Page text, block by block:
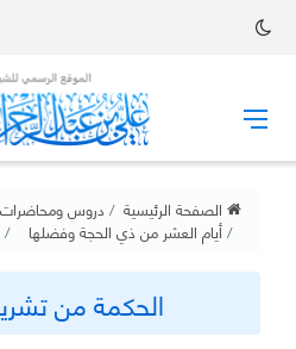
الصفحة الرئيسية دروس ومحاضرات
أيام العشر من ذي الحجة وفضلها
الحكمة من